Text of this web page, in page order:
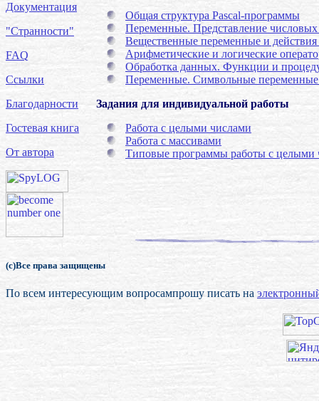
Документация
"Странности"
FAQ
Ссылки
Благодарности
Гостевая книга
От автора
Общая структура Pascal-программы
Переменные. Представление
Вещественные переменные и
Арифметические и логические
Обработка данных. Функции и
Переменные. Символьные
Задания для индивидуальной работы
Работа с целыми числами
Работа с массивами
Типовые программы работы с целыми
(с)Все права защищены
По всем интересующим вопросампрошу писать на